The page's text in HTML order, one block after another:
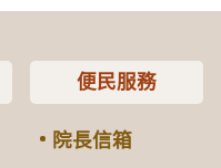
便民服務
院長信箱